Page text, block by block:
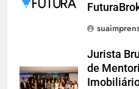
Jurista
de